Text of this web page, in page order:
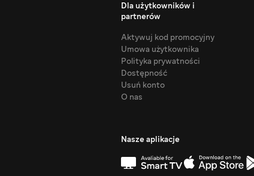
Dla użytkowników i
partnerów
Aktywuj kod promocyjny
Umowa użytkownika
Polityka prywatności
Dostępność
Usuń konto
O nas
Nasze aplikacje